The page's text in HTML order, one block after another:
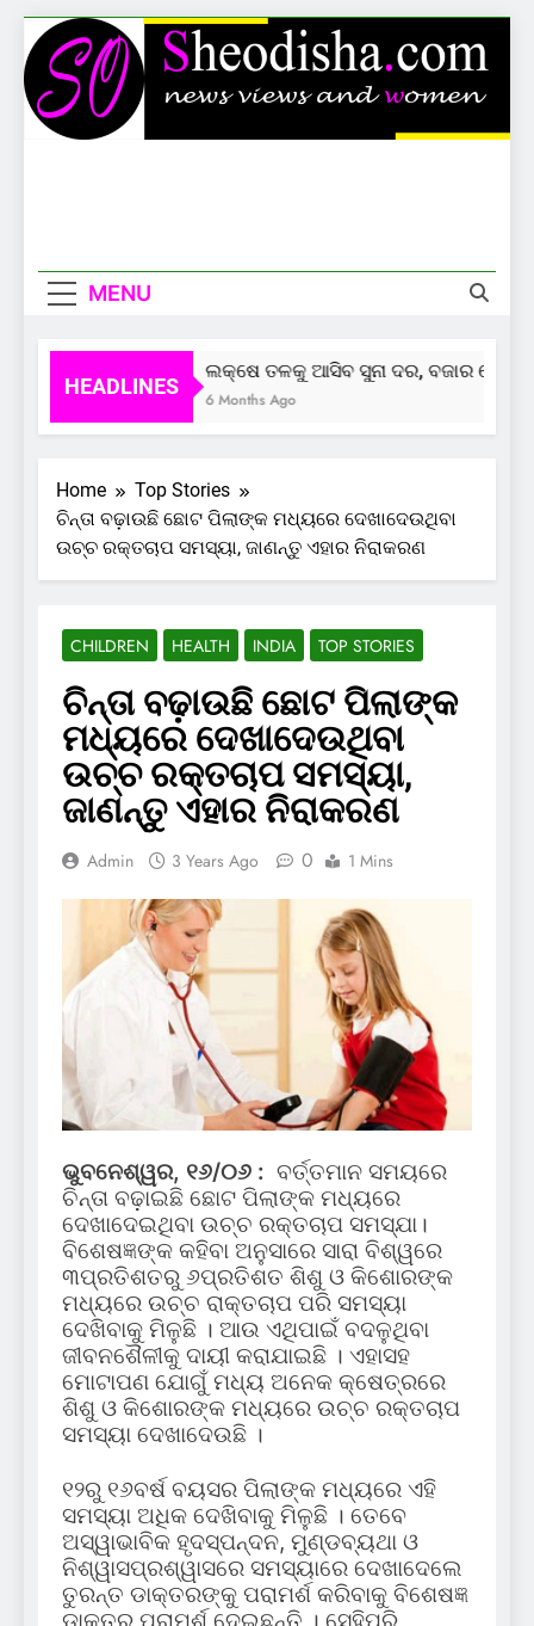
Skip
to
content
MENU
HEADLINES
ଲକ୍ଷେ ତଳକୁ ଆସିବ ସୁନା ଦର, ବଜାର ଦେଲାଣି
6 Months Ago
Home
Top Stories
ଚିନ୍ତା ବଢ଼ାଉଛି ଛୋଟ ପିଲାଙ୍କ ମଧ୍ୟରେ ଦେଖାଦେଉଥିବା
ଉଚ୍ଚ ରକ୍ତଚାପ ସମସ୍ୟା, ଜାଣନ୍ତୁ ଏହାର ନିରାକରଣ
CHILDREN HEALTH INDIA TOP STORIES
ଚିନ୍ତା ବଢ଼ାଉଛି ଛୋଟ ପିଲାଙ୍କ
ମଧ୍ୟରେ ଦେଖାଦେଉଥିବା
ଉଚ୍ଚ ରକ୍ତଚାପ ସମସ୍ୟା,
ଜାଣନ୍ତୁ ଏହାର ନିରାକରଣ
Admin 3 Years Ago 0 1 Mins
ଭୁବନେଶ୍ୱର, ୧୬/୦୬ : ବର୍ତ୍ତମାନ ସମୟରେ
ଚିନ୍ତା ବଢ଼ାଇଛି ଛୋଟ ପିଲାଙ୍କ ମଧ୍ୟରେ
ଦେଖାଦେଇଥିବା ଉଚ୍ଚ ରକ୍ତଚାପ ସମସ୍ଯା।
ବିଶେଷଜ୍ଞଙ୍କ କହିବା ଅନୁସାରେ ସାରା ବିଶ୍ୱରେ
୩ପ୍ରତିଶତରୁ ୬ପ୍ରତିଶତ ଶିଶୁ ଓ କିଶୋରଙ୍କ
ମଧ୍ୟରେ ଉଚ୍ଚ ରାକ୍ତଚାପ ପରି ସମସ୍ୟା
ଦେଖିବାକୁ ମିଳୁଛି । ଆଉ ଏଥିପାଇଁ ବଦଳୁଥିବା
ଜୀବନଶୈଳୀକୁ ଦାୟୀ କରାଯାଇଛି । ଏହାସହ
ମୋଟାପଣ ଯୋଗୁଁ ମଧ୍ୟ ଅନେକ କ୍ଷେତ୍ରରେ
ଶିଶୁ ଓ କିଶୋରଙ୍କ ମଧ୍ୟରେ ଉଚ୍ଚ ରକ୍ତଚାପ
ସମସ୍ୟା ଦେଖାଦେଉଛି ।
୧୨ରୁ ୧୬ବର୍ଷ ବୟସର ପିଲାଙ୍କ ମଧ୍ୟରେ ଏହି
ସମସ୍ୟା ଅଧିକ ଦେଖିବାକୁ ମିଳୁଛି । ତେବେ
ଅସ୍ୱାଭାବିକ ହୃଦସ୍ପନ୍ଦନ, ମୁଣ୍ଡବ୍ୟଥା ଓ
ନିଶ୍ୱାସପ୍ରଶ୍ୱାସରେ ସମସ୍ୟାରେ ଦେଖାଦେଲେ
ତୁରନ୍ତ ଡାକ୍ତରଙ୍କୁ ପରାମର୍ଶ କରିବାକୁ ବିଶେଷଜ୍ଞ